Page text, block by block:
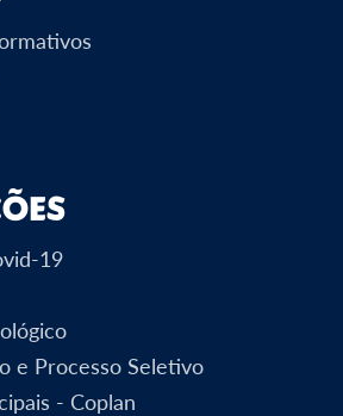
19
e Processo Seletivo
- Coplan